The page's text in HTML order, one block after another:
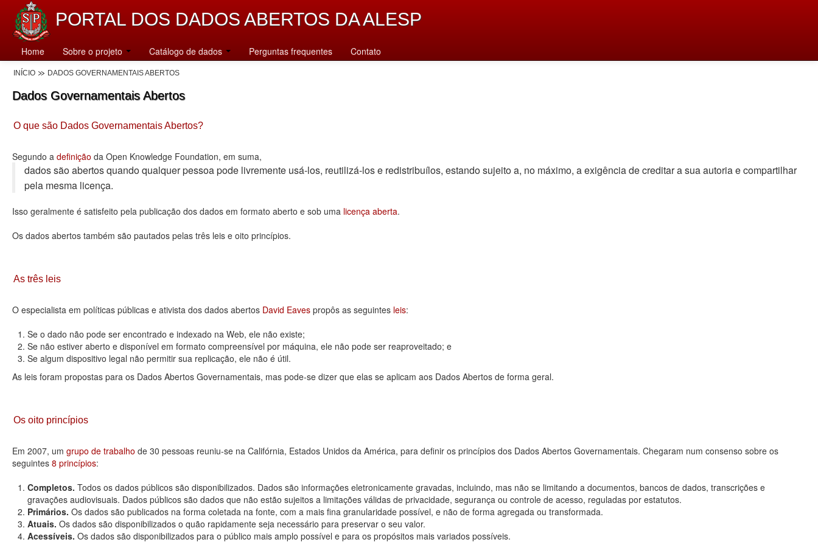
PORTAL DOS DADOS ABERTOS DA ALESP
Home Sobre o projeto Catálogo de dados Perguntas frequentes Contato
INÍCIO DADOS GOVERNAMENTAIS ABERTOS
Dados Governamentais Abertos
O que são Dados Governamentais Abertos?
Segundo a definição da Open Knowledge Foundation, em suma,
dados são abertos quando qualquer pessoa pode livremente usá-los, reutilizá-los e redistribuí­los, estando sujeito a, no máximo, a exigência de creditar a sua autoria e compartilhar
pela mesma licença.
Isso geralmente é satisfeito pela publicação dos dados em formato aberto e sob uma licença aberta.
Os dados abertos também são pautados pelas três leis e oito princípios.
As três leis
O especialista em políticas públicas e ativista dos dados abertos David Eaves propôs as seguintes leis:
Se o dado não pode ser encontrado e indexado na Web, ele não existe;
Se não estiver aberto e disponível em formato compreensível por máquina, ele não pode ser reaproveitado; e
Se algum dispositivo legal não permitir sua replicação, ele não é útil.
As leis foram propostas para os Dados Abertos Governamentais, mas pode-se dizer que elas se aplicam aos Dados Abertos de forma geral.
Os oito princípios
Em 2007, um grupo de trabalho de 30 pessoas reuniu-se na Califórnia, Estados Unidos da América, para definir os princípios dos Dados Abertos Governamentais. Chegaram num consenso sobre os
seguintes 8 princípios:
Completos. Todos os dados públicos são disponibilizados. Dados são informações eletronicamente gravadas, incluindo, mas não se limitando a documentos, bancos de dados, transcrições e
gravações audiovisuais. Dados públicos são dados que não estão sujeitos a limitações válidas de privacidade, segurança ou controle de acesso, reguladas por estatutos.
Primários. Os dados são publicados na forma coletada na fonte, com a mais fina granularidade possível, e não de forma agregada ou transformada.
Atuais. Os dados são disponibilizados o quão rapidamente seja necessário para preservar o seu valor.
Acessíveis. Os dados são disponibilizados para o público mais amplo possível e para os propósitos mais variados possíveis.